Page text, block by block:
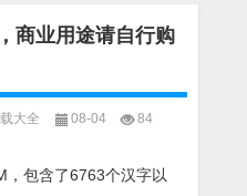
商业用途请自行购
大全 08-04
84
，包含了6763个汉字以